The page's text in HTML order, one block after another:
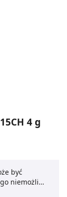
4 g
być
niemożliwe